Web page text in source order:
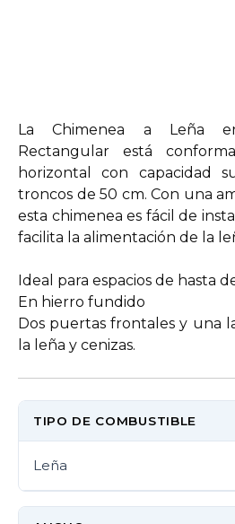
La Chimenea a Leña
Rectangular está
horizontal con capacidad
troncos de 50 cm. Con una
esta chimenea es fácil de
facilita la alimentación de la
Ideal para espacios de hasta
En hierro fundido
Dos puertas frontales y una
la leña y cenizas.
TIPO DE COMBUSTIBLE
Leña